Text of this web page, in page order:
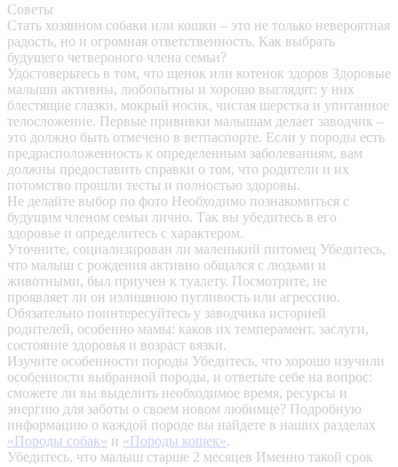
Советы
Стать хозяином собаки или кошки – это не только невероятная
радость, но и огромная ответственность. Как выбрать
будущего четвероного члена семьи?
Удостоверьтесь в том, что щенок или котенок здоров Здоровые
малыши активны, любопытны и хорошо выглядят: у них
блестящие глазки, мокрый носик, чистая шерстка и упитанное
телосложение. Первые прививки малышам делает заводчик –
это должно быть отмечено в ветпаспорте. Если у породы есть
предрасположенность к определенным заболеваниям, вам
должны предоставить справки о том, что родители и их
потомство прошли тесты и полностью здоровы.
Не делайте выбор по фото Необходимо познакомиться с
будущим членом семьи лично. Так вы убедитесь в его
здоровье и определитесь с характером.
Уточните, социализирован ли маленький питомец Убедитесь,
что малыш с рождения активно общался с людьми и
животными, был приучен к туалету. Посмотрите, не
проявляет ли он излишнюю пугливость или агрессию.
Обязательно поинтересуйтесь у заводчика историей
родителей, особенно мамы: каков их темперамент, заслуги,
состояние здоровья и возраст вязки.
Изучите особенности породы Убедитесь, что хорошо изучили
особенности выбранной породы, и ответьте себе на вопрос:
сможете ли вы выделить необходимое время, ресурсы и
энергию для заботы о своем новом любимце? Подробную
информацию о каждой породе вы найдете в наших разделах
«Породы собак» и «Породы кошек».
Убедитесь, что малыш старше 2 месяцев Именно такой срок